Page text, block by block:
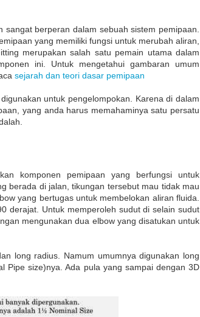
sangat berperan dalam sebuah sistem pemipaan.
yang memiliki fungsi untuk merubah aliran,
merupakan salah satu pemain utama dalam
ini. Untuk mengetahui gambaran umum
sejarah dan teori dasar pemipaan
untuk pengelompokan. Karena di dalam
yang anda harus memahaminya satu persatu
komponen pemipaan yang berfungsi untuk
berada di jalan, tikungan tersebut mau tidak mau
yang bertugas untuk membelokan aliran fluida.
derajat. Untuk memperoleh sudut di selain sudut
mengunakan dua elbow yang disatukan untuk
long radius. Namum umumnya digunakan long
Pipe size)nya. Ada pula yang sampai dengan 3D